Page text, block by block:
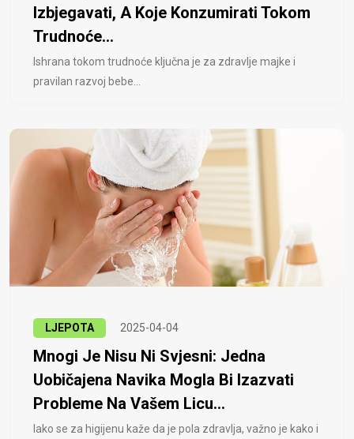
Izbjegavati, A Koje Konzumirati Tokom
Trudnoće...
Ishrana tokom trudnoće ključna je za zdravlje majke i
pravilan razvoj bebe...
LJEPOTA 2025-04-04
Mnogi Je Nisu Ni Svjesni: Jedna
Uobičajena Navika Mogla Bi Izazvati
Probleme Na Vašem Licu...
Iako se za higijenu kaže da je pola zdravlja, važno je kako i